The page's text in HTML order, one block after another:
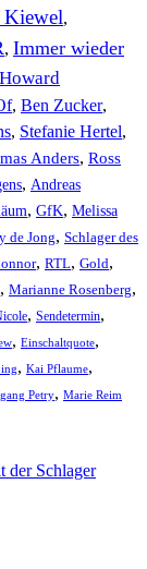
Kiewel,
, Immer wieder
Howard
, Ben Zucker,
, Stefanie Hertel,
Anders, Ross
, Andreas
, GfK, Melissa
de Jong, Schlager des
, RTL, Gold,
, Marianne Rosenberg,
, Sendetermin,
, Einschaltquote,
, Kai Pflaume,
Petry, Marie Reim